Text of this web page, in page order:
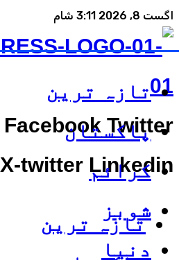
اگست 8, 2026 3:11 شام
Facebook Twitter
X-twitter Linkedin
تازہ ترین
تازہ ترین
پاکستان
کرائم
شوبز
دنیا